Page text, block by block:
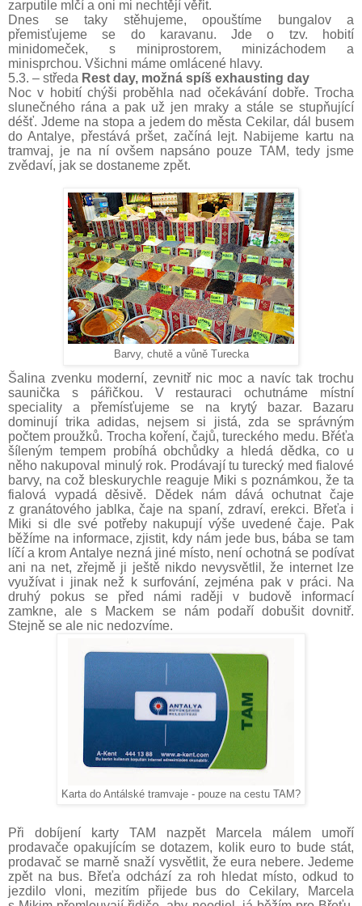
zarputile mlčí a oni mi nechtějí věřit.
Dnes se taky stěhujeme, opouštíme bungalov a
přemisťujeme se do karavanu. Jde o tzv. hobití
minidomeček, s miniprostorem, minizáchodem a
minisprchou. Všichni máme omlácené hlavy.
5.3. – středa Rest day, možná spíš exhausting day
Noc v hobití chýši proběhla nad očekávání dobře. Trocha
slunečného rána a pak už jen mraky a stále se stupňující
déšť. Jdeme na stopa a jedem do městaCekilar, dál busem
do Antalye, přestává pršet, začíná lejt. Nabijeme kartu na
tramvaj, je na ní ovšem napsáno pouze TAM, tedy jsme
zvědaví, jak se dostaneme zpět.
Barvy, chutě a vůně Turecka
Šalina zvenku moderní, zevnitř nic moc a navíc tak trochu
saunička s pářičkou. V restauraci ochutnáme místní
speciality a přemísťujeme se na krytý bazar. Bazaru
dominují trika adidas, nejsem si jistá, zda se správným
počtem proužků. Trocha koření, čajů, tureckého medu. Břéťa
šíleným tempem probíhá obchůdky a hledá dědka, co u
něho nakupoval minulý rok. Prodávají tu turecký med fialové
barvy, na což bleskurychle reaguje Miki s poznámkou, že ta
fialová vypadá děsivě. Dědek nám dává ochutnat čaje
z granátového jablka, čaje na spaní, zdraví, erekci. Břeťa i
Miki si dle své potřeby nakupují výše uvedené čaje. Pak
běžíme na informace, zjistit, kdy nám jede bus, bába se tam
líčí a krom Antalye nezná jiné místo, není ochotná se podívat
ani na net, zřejmě ji ještě nikdo nevysvětlil, že internet lze
využívat i jinak než k surfování, zejména pak v práci. Na
druhý pokus se před námi raději v budově informací
zamkne, ale s Mackem se nám podaří dobušit dovnitř.
Stejně se ale nic nedozvíme.
Karta do Antálské tramvaje - pouze na cestu TAM?
Při dobíjení karty TAM nazpět Marcela málem umoří
prodavače opakujícím se dotazem, kolik euro to bude stát,
prodavač se marně snaží vysvětlit, že eura nebere. Jedeme
zpět na bus. Břeťa odchází za roh hledat místo, odkud to
jezdilo vloni, mezitím přijede bus doCekilary, Marcela